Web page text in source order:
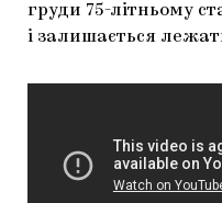
груди 75-літньому
і залишається